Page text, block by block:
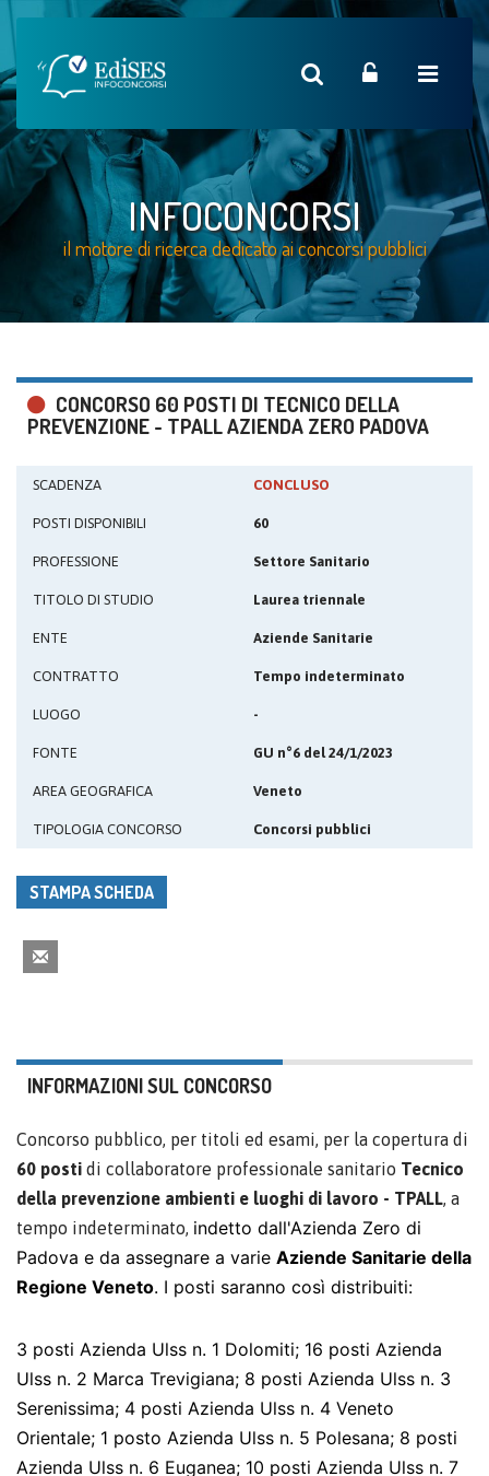
INFOCONCORSI
il motore di ricerca dedicato ai concorsi pubblici
CONCORSO 60 POSTI DI TECNICO DELLA
PREVENZIONE - TPALL AZIENDA ZERO PADOVA
SCADENZA CONCLUSO
POSTI DISPONIBILI 60
PROFESSIONE Settore Sanitario
TITOLO DI STUDIO Laurea triennale
ENTE Aziende Sanitarie
CONTRATTO Tempo indeterminato
LUOGO -
FONTE GU n°6 del 24/1/2023
AREA GEOGRAFICA Veneto
TIPOLOGIA CONCORSO Concorsi pubblici
STAMPA SCHEDA
INFORMAZIONI SUL CONCORSO
Concorso pubblico, per titoli ed esami, per la copertura di
60 posti di collaboratore professionale sanitario Tecnico
della prevenzione ambienti e luoghi di lavoro - TPALL, a
tempo indeterminato, indetto dall'Azienda Zero di
Padova e da assegnare a varie Aziende Sanitarie della
Regione Veneto. I posti saranno così distribuiti:
3 posti Azienda Ulss n. 1 Dolomiti; 16 posti Azienda
Ulss n. 2 Marca Trevigiana; 8 posti Azienda Ulss n. 3
Serenissima; 4 posti Azienda Ulss n. 4 Veneto
Orientale; 1 posto Azienda Ulss n. 5 Polesana; 8 posti
Azienda Ulss n. 6 Euganea; 10 posti Azienda Ulss n. 7